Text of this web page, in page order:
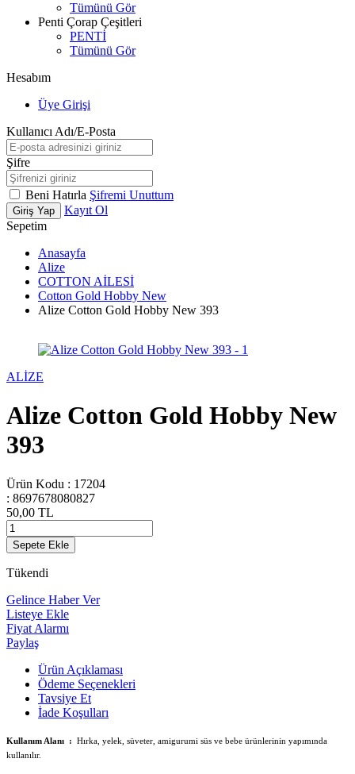
Tümünü Gör
Penti Çorap Çeşitleri
PENTİ
Tümünü Gör
Hesabım
Üye Girişi
Kullanıcı Adı/E-Posta
Şifre
Beni Hatırla Şifremi Unuttum
Giriş Yap
Kayıt Ol
Sepetim
Anasayfa
Alize
COTTON AİLESİ
Cotton Gold Hobby New
Alize Cotton Gold Hobby New 393
ALİZE
Alize Cotton Gold Hobby New
393
Ürün Kodu : 17204
: 8697678080827
50,00 TL
Sepete Ekle
Tükendi
Gelince Haber Ver
Listeye Ekle
Fiyat Alarmı
Paylaş
Ürün Açıklaması
Ödeme Seçenekleri
Tavsiye Et
İade Koşulları
Kullanım Alanı : Hırka, yelek, süveter, amigurumi süs ve bebe ürünlerinin yapımında
kullanılır.